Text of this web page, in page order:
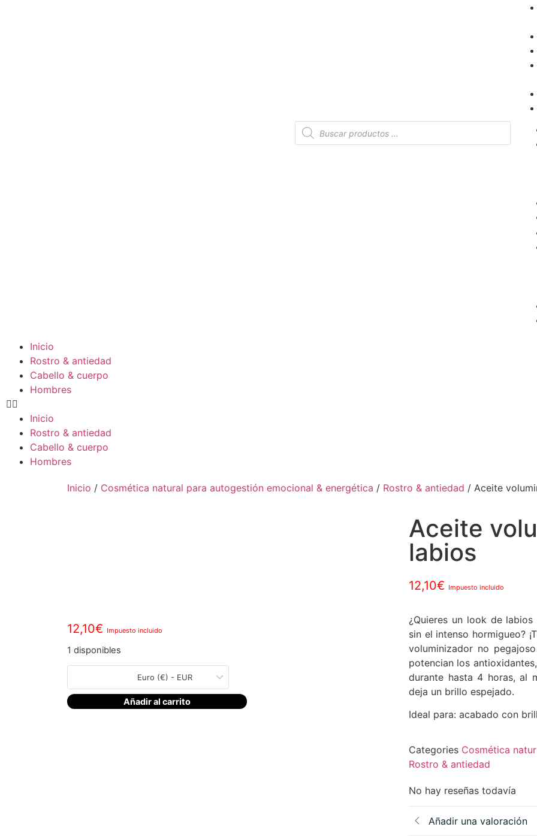
Inicio
Rostro & antiedad
Cabello & cuerpo
Hombres
Inicio
Rostro & antiedad
Cabello & cuerpo
Hombres
Inicio / Cosmética natural para autogestión emocional & energética / Rostro & antiedad / Aceite
12,10€ Impuesto incluido
1 disponibles
Euro (€) - EUR
Añadir al carrito
Aceite
labios
12,10€ Impuesto incluido
¿Quieres un look de
sin el intenso hormigueo?
voluminizador no
potencian los
durante hasta 4 horas, al
deja un brillo espejado.
Ideal para: acabado con
Categories Cosmética
Rostro & antiedad
No hay reseñas todavía
Añadir una valoración